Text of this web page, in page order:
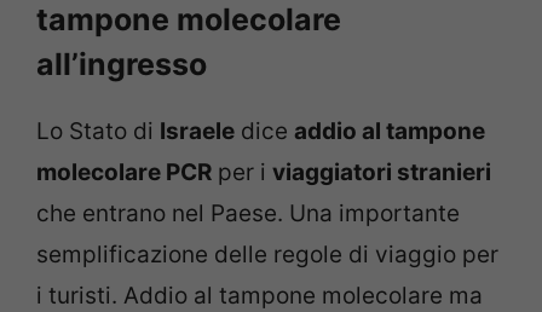
tampone molecolare
all’ingresso
Lo Stato di Israele dice addio al tampone
molecolare PCR per i viaggiatori stranieri
che entrano nel Paese. Una importante
semplificazione delle regole di viaggio per
i turisti. Addio al tampone molecolare ma